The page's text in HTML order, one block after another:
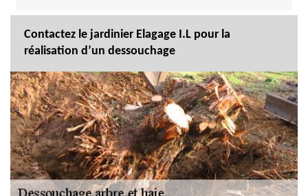
Contactez le jardinier Elagage I.L pour la
réalisation d’un dessouchage